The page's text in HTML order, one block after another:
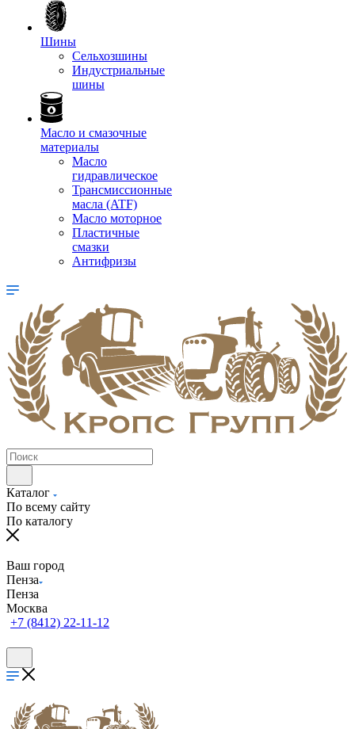
Шины
Сельхозшины
Индустриальные
шины
Масло и смазочные
материалы
Масло
гидравлическое
Трансмиссионные
масла (ATF)
Масло моторное
Пластичные
смазки
Антифризы
Каталог
По всему сайту
По каталогу
Ваш город
Пенза
Пенза
Москва
+7 (8412) 22-11-12